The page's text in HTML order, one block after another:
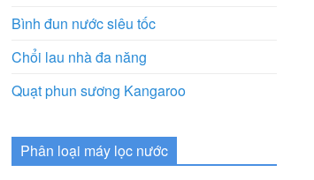
Bình đun nước siêu tốc
Chổi lau nhà đa năng
Quạt phun sương Kangaroo
Phân loại máy lọc nước